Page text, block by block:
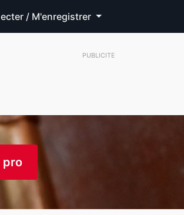
/ M'enregistrer
PUBLICITE
pro